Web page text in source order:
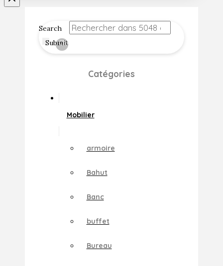
Search
Submit
Clear
Catégories
Mobilier
armoire
Bahut
Banc
buffet
Bureau